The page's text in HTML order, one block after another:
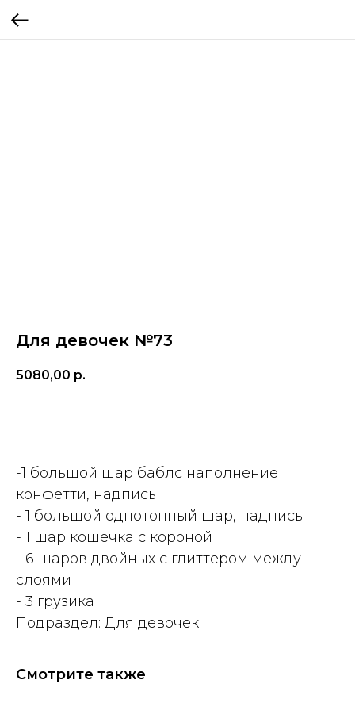
Для девочек №73
5080,00 р.
-1 большой шар баблс наполнение
конфетти, надпись
- 1 большой однотонный шар, надпись
- 1 шар кошечка с короной
- 6 шаров двойных с глиттером между
слоями
- 3 грузика
Подраздел: Для девочек
Смотрите также